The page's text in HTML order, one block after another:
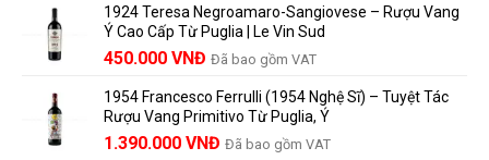
và
những
người
vang
nên
biết
Lưu
Trữ
Và
Thành
là:
858.000 VNĐ.
tại
là:
780.000 VNĐ.
1924 Teresa Negroamaro-Sangiovese – Rượu Vang
Ý Cao Cấp Từ Puglia | Le Vin Sud
Giá
là:
495.000 VNĐ.
450.000 VNĐ Giá
tại
là:
450.000 VNĐ.
Đã bao gồm VAT
1954 Francesco Ferrulli (1954 Nghệ Sĩ) – Tuyệt Tác
Rượu Vang Primitivo Từ Puglia, Ý
Giá
1.390.000 VNĐ Giá
Đã bao gồm VAT